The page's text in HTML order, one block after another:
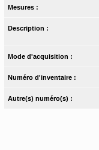
Mesures :
Description :
Mode d'acquisition :
Numéro d'inventaire :
Autre(s) numéro(s) :